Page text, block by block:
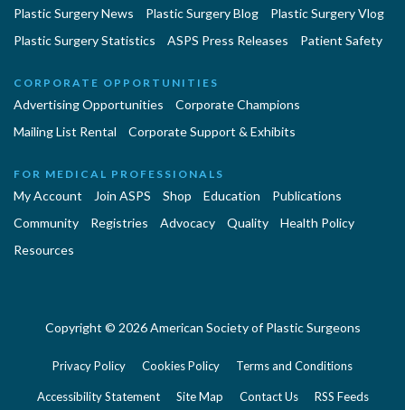
Plastic Surgery News Plastic Surgery Blog
Plastic Surgery Vlog
Plastic Surgery Statistics
ASPS Press Releases Patient Safety
CORPORATE OPPORTUNITIES
Advertising Opportunities
Corporate Champions
Mailing List Rental
Corporate Support & Exhibits
FOR MEDICAL PROFESSIONALS
My Account Join ASPS Shop Education
Publications
Community
Registries Advocacy Quality
Health Policy
Resources
Copyright © 2026 American Society of Plastic Surgeons
Privacy Policy Cookies Policy Terms and Conditions
Accessibility Statement Site Map Contact Us RSS Feeds